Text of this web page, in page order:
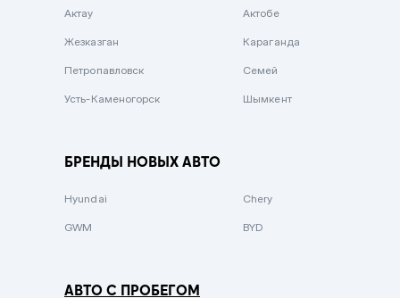
Зеленый металлик
Актау Актобе
Жезказган Караганда
Петропавловск Семей
Усть-Каменогорск Шымкент
БРЕНДЫ НОВЫХ АВТО
Hyundai Chery
GWM BYD
АВТО С ПРОБЕГОМ